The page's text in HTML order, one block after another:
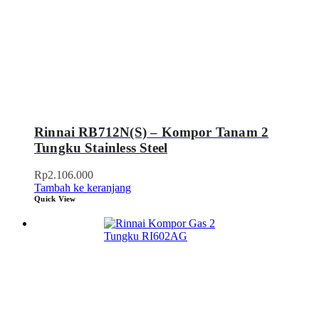
Rinnai RB712N(S) – Kompor Tanam 2
Tungku Stainless Steel
Rp2.106.000
Tambah ke keranjang
Quick View